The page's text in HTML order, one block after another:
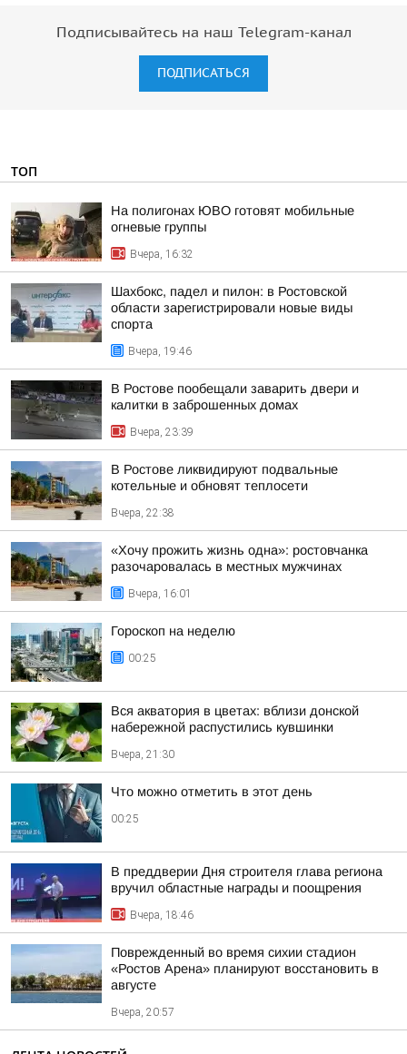
Подписывайтесь на наш Telegram-канал
ПОДПИСАТЬСЯ
ТОП
На полигонах ЮВО готовят мобильные
огневые группы
Вчера, 16:32
Шахбокс, падел и пилон: в Ростовской
области зарегистрировали новые виды
спорта
Вчера, 19:46
В Ростове пообещали заварить двери и
калитки в заброшенных домах
Вчера, 23:39
В Ростове ликвидируют подвальные
котельные и обновят теплосети
Вчера, 22:38
«Хочу прожить жизнь одна»: ростовчанка
разочаровалась в местных мужчинах
Вчера, 16:01
Гороскоп на неделю
00:25
Вся акватория в цветах: вблизи донской
набережной распустились кувшинки
Вчера, 21:30
Что можно отметить в этот день
00:25
В преддверии Дня строителя глава региона
вручил областные награды и поощрения
Вчера, 18:46
Поврежденный во время сихии стадион
«Ростов Арена» планируют восстановить в
августе
Вчера, 20:57